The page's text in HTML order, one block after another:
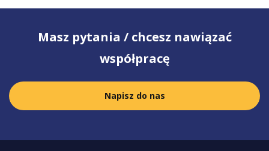
Masz pytania / chcesz nawiązać
współpracę
Napisz do nas